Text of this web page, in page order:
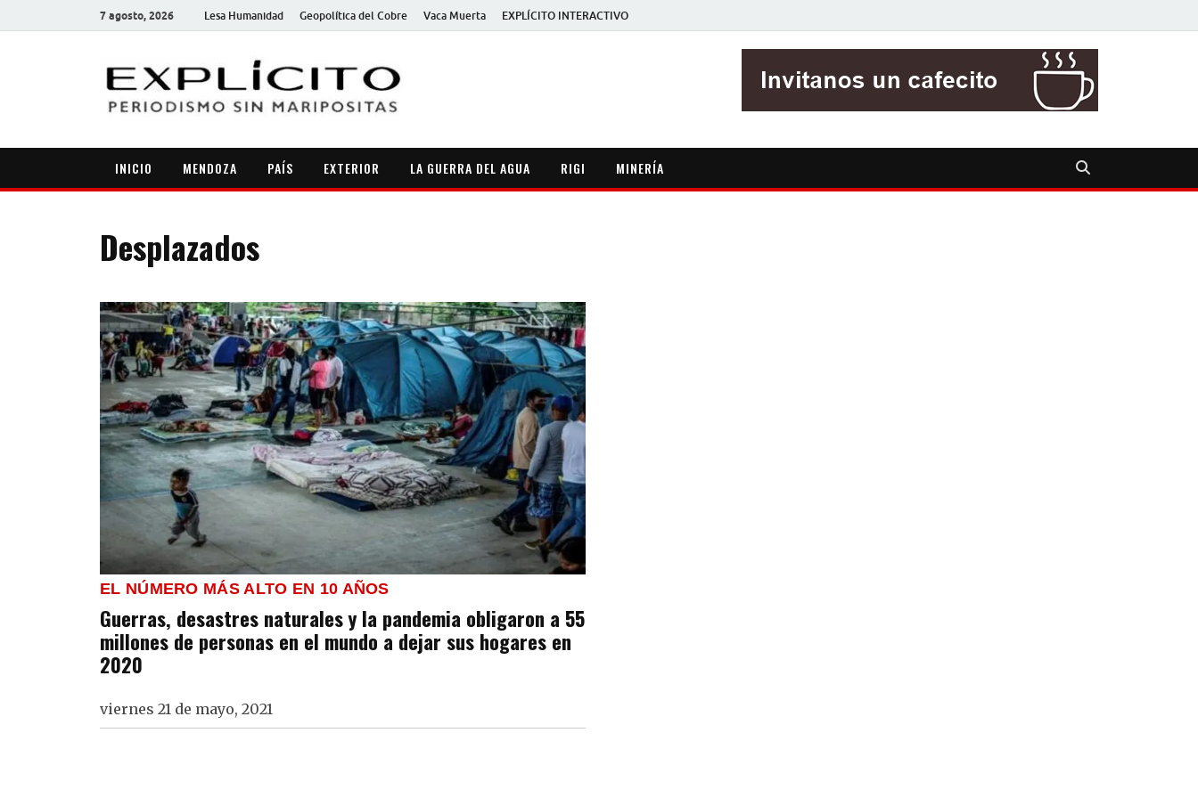
7 agosto, 2026 Lesa Humanidad Geopolítica del Cobre Vaca Muerta EXPLÍCITO INTERACTIVO
INICIO MENDOZA PAÍS EXTERIOR LA GUERRA DEL AGUA RIGI MINERÍA
Desplazados
EL NÚMERO MÁS ALTO EN 10 AÑOS
Guerras, desastres naturales y la pandemia obligaron a 55
millones de personas en el mundo a dejar sus hogares en
2020
viernes 21 de mayo, 2021